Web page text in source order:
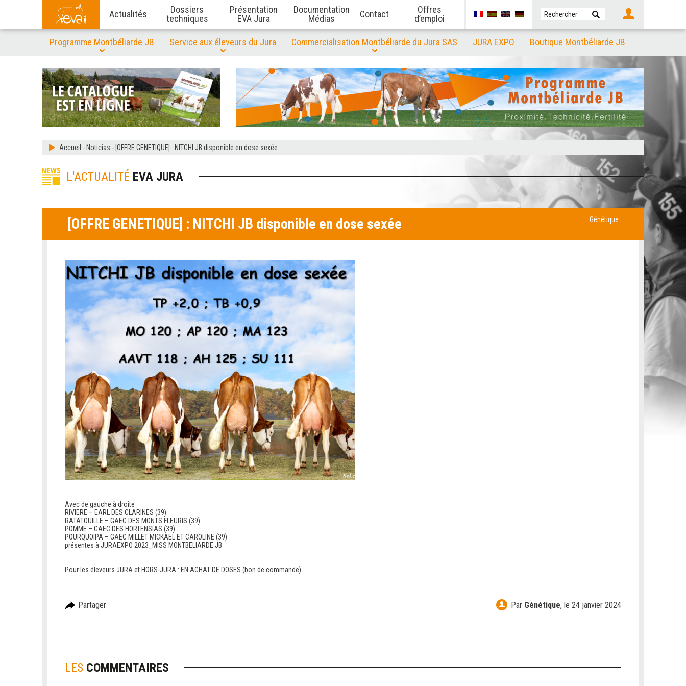
Actualités
Dossiers
techniques
Présentation
EVA Jura
Documentation
Médias
Contact
Offres
d’emploi
Programme Montbéliarde JB Service aux éleveurs du Jura Commercialisation Montbéliarde du Jura SAS JURA EXPO Boutique Montbéliarde JB
Accueil - Noticias - [OFFRE GENETIQUE] : NITCHI JB disponible en dose sexée
L'ACTUALITÉ EVA JURA
[OFFRE GENETIQUE] : NITCHI JB disponible en dose sexée Génétique
Avec de gauche à droite :
RIVIERE – EARL DES CLARINES (39)
RATATOUILLE – GAEC DES MONTS FLEURIS (39)
POMME – GAEC DES HORTENSIAS (39)
POURQUOIPA – GAEC MILLET MICKAEL ET CAROLINE (39)
présentes à JURAEXPO 2023_MISS MONTBELIARDE JB
Pour les éleveurs JURA et HORS-JURA : EN ACHAT DE DOSES (bon de commande)
Partager Par Génétique, le 24 janvier 2024
LES COMMENTAIRES